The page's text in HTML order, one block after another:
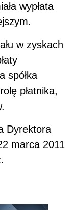
wypłata
w zyskach
spółka
płatnika,
Dyrektora
marca 2011